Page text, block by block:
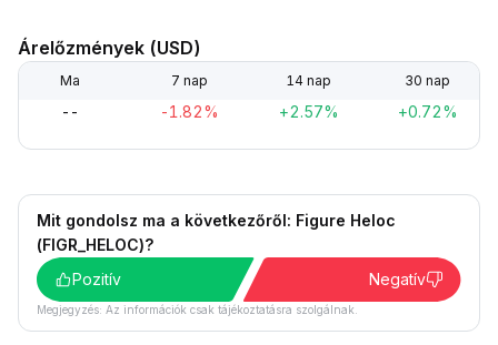
Árelőzmények (USD)
Ma 7 nap 14 nap 30 nap
-- -1.82% +2.57% +0.72%
Mit gondolsz ma a következőről: Figure Heloc
(FIGR_HELOC)?
Pozitív
Negatív
Megjegyzés: Az információk csak tájékoztatásra szolgálnak.